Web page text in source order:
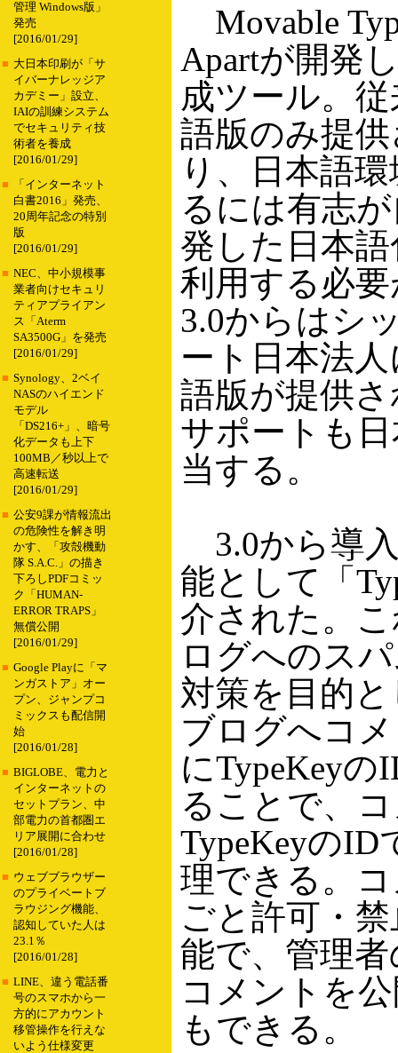
管理 Windows版」
発売
[2016/01/29]
■ 大日本印刷が「サ
イバーナレッジア
カデミー」設立、
IAIの訓練システム
でセキュリティ技
術者を養成
[2016/01/29]
■
「インターネット
白書2016」発売、
20周年記念の特別
版
[2016/01/29]
■ NEC、中小規模事
業者向けセキュリ
ティアプライアン
ス「Aterm
SA3500G」を発売
[2016/01/29]
■ Synology、2ベイ
NASのハイエンド
モデル
「DS216+」、暗号
化データも上下
100MB／秒以上で
高速転送
[2016/01/29]
■ 公安9課が情報流出
の危険性を解き明
かす、「攻殻機動
隊 S.A.C.」の描き
下ろしPDFコミッ
ク「HUMAN-
ERROR TRAPS」
無償公開
[2016/01/29]
■ Google Playに「マ
ンガストア」オー
プン、ジャンプコ
ミックスも配信開
始
[2016/01/28]
■ BIGLOBE、電力と
インターネットの
セットプラン、中
部電力の首都圏エ
リア展開に合わせ
[2016/01/28]
■ ウェブブラウザー
のプライベートブ
ラウジング機能、
認知していた人は
23.1％
[2016/01/28]
■ LINE、違う電話番
号のスマホから一
方的にアカウント
移管操作を行えな
いよう仕様変更
Movable
Apartが開発
成ツール。
語版のみ提
り、日本語
るには有志
発した日本
利用する必
3.0からはシ
ート日本法
語版が提供
サポートも
当する。
3.0から導
能として「
介された。
ログへのス
対策を目的
ブログへコ
にTypeKeyの
ることで、
TypeKeyのID
理できる。
ごと許可・
能で、管理
コメントを
もできる。